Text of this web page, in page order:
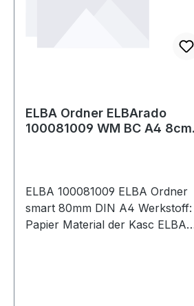
ELBA Ordner ELBArado
100081009 WM BC A4 8cm
ELBA 100081009 ELBA Ordner
smart 80mm DIN A4 Werkstoff:
Papier Material der Kasc ELBA